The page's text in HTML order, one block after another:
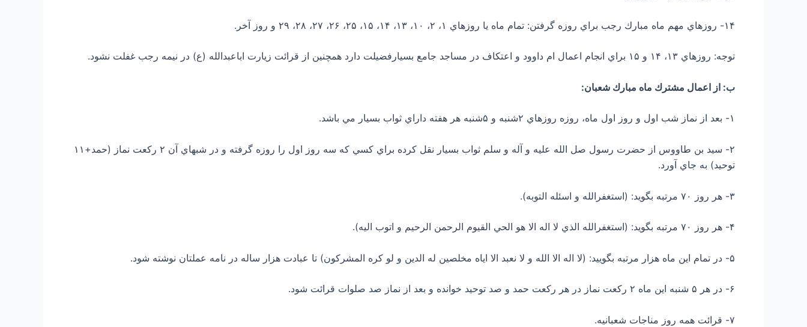
۱۴- روزهاي مهم ماه مبارك رجب براي روزه گرفتن: تمام ماه يا روزهاي ۱، ۲، ۱۰، ۱۳، ۱۴، ۱۵، ۲۵، ۲۶، ۲۷، ۲۸، ۲۹ و روز آخر.
توجه: روزهاي ۱۳، ۱۴ و ۱۵ براي انجام اعمال ام داوود و اعتكاف در مساجد جامع بسيارفضیلت دارد همچنين از قرائت زيارت اباعبدالله (ع) در نيمه رجب غفلت نشود.
ب: از اعمال مشترك ماه مبارك شعبان:
۱- بعد از نماز شب اول و روز اول ماه، روزه روزهاي ۲شنبه و ۵شنبه هر هفته داراي ثواب بسيار مي باشد.
۲- سيد بن طاووس از حضرت رسول صل الله علیه و آله و سلم ثواب بسيار نقل كرده براي كسي كه سه روز اول را روزه گرفته و در شبهاي آن ۲ ركعت نماز (حمد+۱۱
توحيد) به جاي آورد.
۳- هر روز ۷۰ مرتبه بگويد: (استغفرالله و اسئله التوبه).
۴- هر روز ۷۰ مرتبه بگويد: (استغفرالله الذي لا اله الا هو الحي القيوم الرحمن الرحيم و اتوب اليه).
۵- در تمام اين ماه هزار مرتبه بگوييد: (لا اله الا الله و لا نعبد الا اياه مخلصين له الدين و لو كره المشركون) تا عبادت هزار ساله در نامه عملتان نوشته شود.
۶- در هر ۵ شنبه اين ماه ۲ ركعت نماز در هر ركعت حمد و صد توحيد خوانده و بعد از نماز صد صلوات قرائت شود.
۷- قرائت همه روز مناجات شعبانيه.